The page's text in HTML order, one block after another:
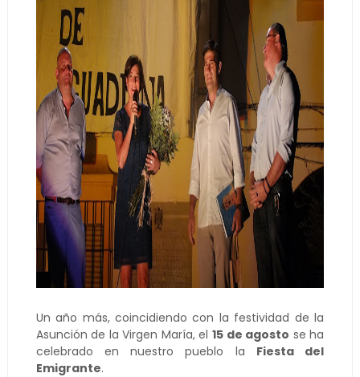
Un año más, coincidiendo con la festividad de la
Asunción de la Virgen María, el 15 de agosto se ha
celebrado en nuestro pueblo la Fiesta del
Emigrante.